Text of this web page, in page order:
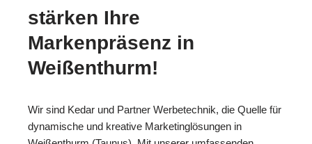
stärken Ihre
Markenpräsenz in
Weißenthurm!
Wir sind Kedar und Partner Werbetechnik, die Quelle für
dynamische und kreative Marketinglösungen in